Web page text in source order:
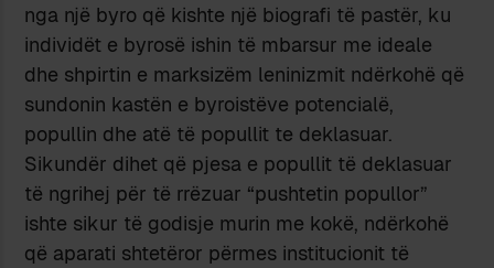
nga një byro që kishte një biografi të pastër, ku
individët e byrosë ishin të mbarsur me ideale
dhe shpirtin e marksizëm leninizmit ndërkohë që
sundonin kastën e byroistëve potencialë,
popullin dhe atë të popullit te deklasuar.
Sikundër dihet që pjesa e popullit të deklasuar
të ngrihej për të rrëzuar “pushtetin popullor”
ishte sikur të godisje murin me kokë, ndërkohë
që aparati shtetëror përmes institucionit të